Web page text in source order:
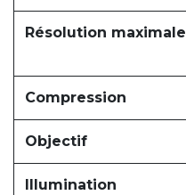
Résolution maximale
Compression
Objectif
Illumination